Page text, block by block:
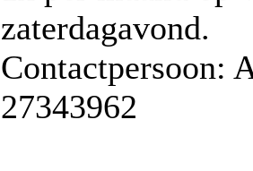
zaterdagavond.
Contactpersoon:
27343962